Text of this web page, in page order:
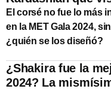
El corsé no fue lo más
en la MET Gala 2024,
¿quién se los diseñó?
¿Shakira fue la
2024? La